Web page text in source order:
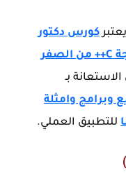
كورس دكتور
محمد الدسوقي تعلم لغة البرمجة C++ من الصفر
بـ
وامثلة
للتطبيق العملي.